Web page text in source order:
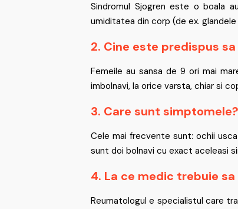
Sindromul Sjogren este o boala
umiditatea din corp (de ex.
2. Cine este predispus
Femeile au sansa de 9 ori mai
imbolnavi, la orice varsta, chiar si
3. Care sunt simptomele?
Cele mai frecvente sunt: ochii
sunt doi bolnavi cu exact aceleasi
4. La ce medic trebuie sa
Reumatologul e specialistul care